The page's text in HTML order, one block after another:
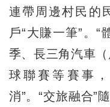
連帶周邊村民的
戶“大賺一筆”。“
季、長三角汽車
球聯賽等賽事
消”。“交旅融合”